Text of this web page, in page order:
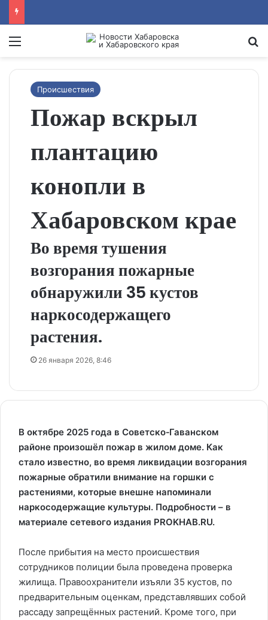
Menu
Происшествия
Пожар вскрыл
плантацию
конопли в
Хабаровском крае
Во время тушения
возгорания пожарные
обнаружили 35 кустов
наркосодержащего
растения.
26 января 2026, 8:46
В октябре 2025 года в Советско‑Гаванском
районе произошёл пожар в жилом доме. Как
стало известно, во время ликвидации возгорания
пожарные обратили внимание на горшки с
растениями, которые внешне напоминали
наркосодержащие культуры. Подробности – в
материале сетевого издания PROKHAB.RU.
После прибытия на место происшествия
сотрудников полиции была проведена проверка
жилища. Правоохранители изъяли 35 кустов, по
предварительным оценкам, представлявших собой
рассаду запрещённых растений. Кроме того, при